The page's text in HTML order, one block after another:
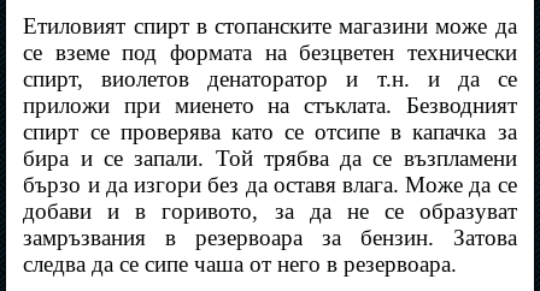
Етиловият спирт в стопанските магазини може да
се вземе под формата на безцветен технически
спирт, виолетов денаторатор и т.н. и да се
приложи при миенето на стъклата. Безводният
спирт се проверява като се отсипе в капачка за
бира и се запали. Той трябва да се възпламени
бързо и да изгори без да оставя влага. Може да се
добави и в горивото, за да не се образуват
замръзвания в резервоара за бензин. Затова
следва да се сипе чаша от него в резервоара.